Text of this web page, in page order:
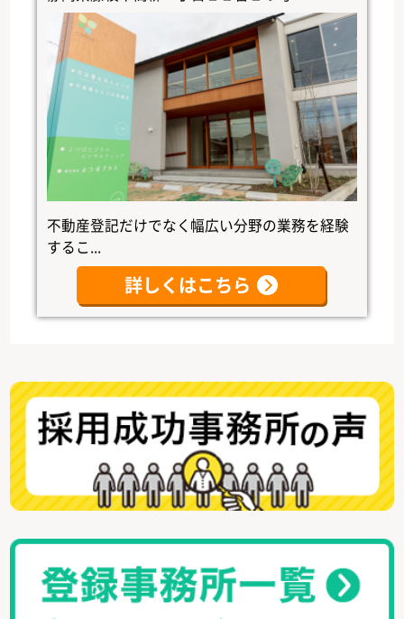
不動産登記だけでなく幅広い分野の業務を経験
するこ...
詳しくはこちら